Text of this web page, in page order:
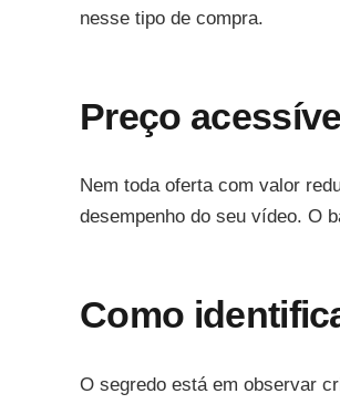
nesse tipo de compra.
Preço
Nem toda oferta com valor
desempenho do seu vídeo. O
Como
O segredo está em observar